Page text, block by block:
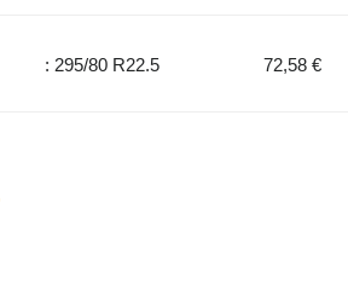
: 295/80 R22.5 72,58 €